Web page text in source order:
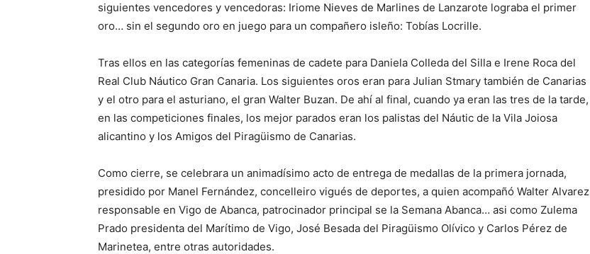
siguientes vencedores y vencedoras: Iriome Nieves de Marlines de Lanzarote lograba el primer
oro… sin el segundo oro en juego para un compañero isleño: Tobías Locrille.
Tras ellos en las categorías femeninas de cadete para Daniela Colleda del Silla e Irene Roca del
Real Club Náutico Gran Canaria. Los siguientes oros eran para Julian Stmary también de Canarias
y el otro para el asturiano, el gran Walter Buzan. De ahí al final, cuando ya eran las tres de la tarde,
en las competiciones finales, los mejor parados eran los palistas del Náutic de la Vila Joiosa
alicantino y los Amigos del Piragüismo de Canarias.
Como cierre, se celebrara un animadísimo acto de entrega de medallas de la primera jornada,
presidido por Manel Fernández, concelleiro vigués de deportes, a quien acompañó Walter Alvarez
responsable en Vigo de Abanca, patrocinador principal se la Semana Abanca… asi como Zulema
Prado presidenta del Marítimo de Vigo, José Besada del Piragüismo Olívico y Carlos Pérez de
Marinetea, entre otras autoridades.